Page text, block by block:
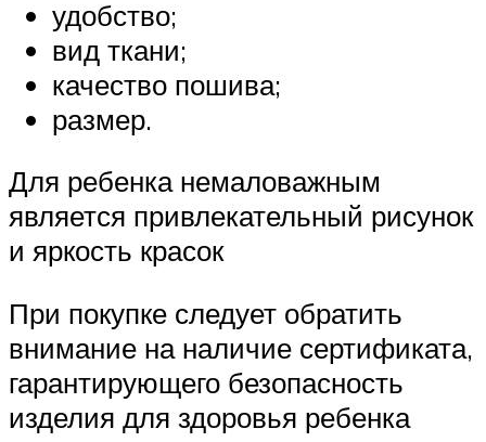
удобство;
вид ткани;
качество пошива;
размер.
Для ребенка немаловажным
является привлекательный рисунок
и яркость красок
При покупке следует обратить
внимание на наличие сертификата,
гарантирующего безопасность
изделия для здоровья ребенка